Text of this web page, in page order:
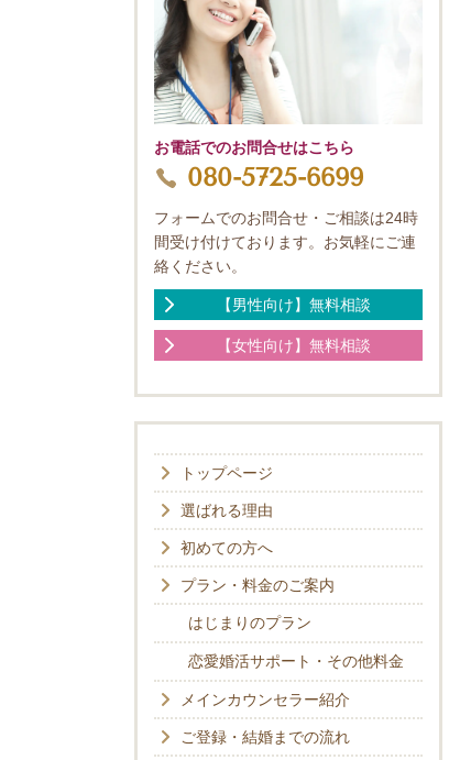
お電話でのお問合せはこちら
080-5725-6699
フォームでのお問合せ・ご相談は24時
間受け付けております。お気軽にご連
絡ください。
【男性向け】無料相談
【女性向け】無料相談
トップページ
選ばれる理由
初めての方へ
プラン・料金のご案内
はじまりのプラン
恋愛婚活サポート・その他料金
メインカウンセラー紹介
ご登録・結婚までの流れ